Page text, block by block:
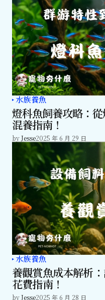
水族養魚
燈科魚飼養攻略：
混養指南！
byJesse2025 年 6 月 29 日
水族養魚
養觀賞魚成本解析
花費指南！
byJesse2025 年 6 月 28 日